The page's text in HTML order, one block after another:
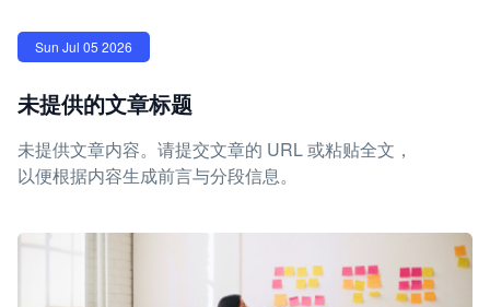
Sun Jul 05 2026
未提供的文章标题
未提供文章内容。请提交文章的 URL 或粘贴全文，
以便根据内容生成前言与分段信息。